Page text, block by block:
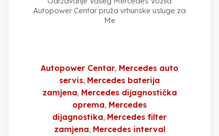
Autopower Centar pruža vrhunske usluge za
Me
Autopower Centar Mercedes auto
servis Mercedes baterija
zamjena Mercedes dijagnostička
oprema Mercedes
dijagnostika Mercedes filter
zamjena Mercedes interval